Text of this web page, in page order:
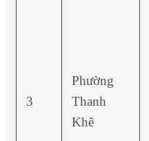
3
Phường
Thanh
Khê